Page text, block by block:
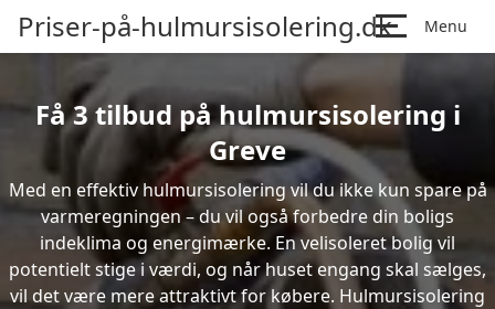
Priser-på-hulmursisolering.dk Menu
Få 3 tilbud på hulmursisolering i
Greve
Med en effektiv hulmursisolering vil du ikke kun spare på
varmeregningen – du vil også forbedre din boligs
indeklima og energimærke. En velisoleret bolig vil
potentielt stige i værdi, og når huset engang skal sælges,
vil det være mere attraktivt for købere. Hulmursisolering